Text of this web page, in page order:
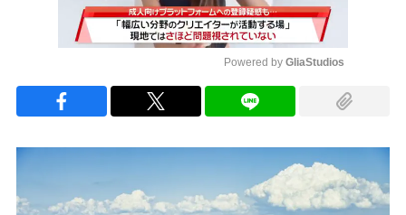
Powered by GliaStudios